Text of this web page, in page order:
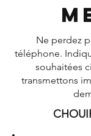
Ne perdez
téléphone.
souhaitées
transmettons